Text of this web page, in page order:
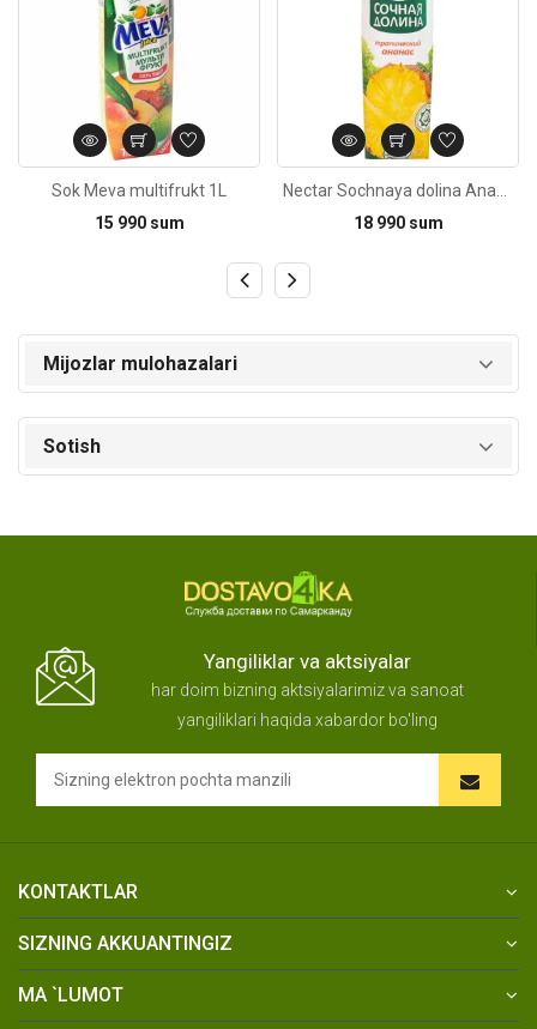
Sok Meva multifrukt 1L
15 990 sum
18 990 sum
Mijozlar mulohazalari
Sotish
Yangiliklar va aktsiyalar
har doim bizning aktsiyalarimiz va sanoat
yangiliklari haqida xabardor bo'ling
KONTAKTLAR
SIZNING AKKUANTINGIZ
MA `LUMOT